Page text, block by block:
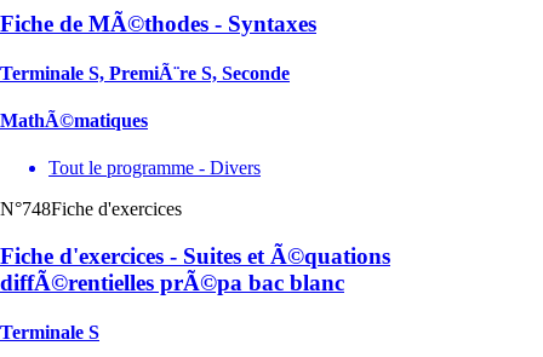
Fiche de MÃ©thodes - Syntaxes
Terminale S, PremiÃ¨re S, Seconde
MathÃ©matiques
Tout le programme - Divers
N°748Fiche d'exercices
Fiche d'exercices - Suites et Ã©quations
diffÃ©rentielles prÃ©pa bac blanc
Terminale S